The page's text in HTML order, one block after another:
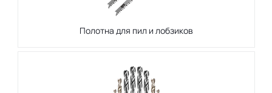
Полотна для пил и лобзиков